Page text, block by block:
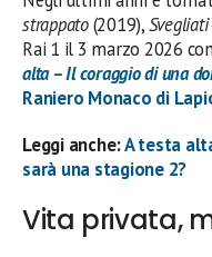
strappato(2019),
Rai 1 il 3 marzo 2026
alta – Il coraggio di una
Raniero Monaco di
Leggi anche:A testa
sarà una stagione 2?
Vita privata,